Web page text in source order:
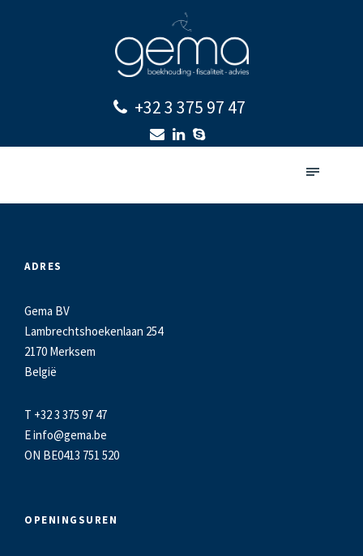
+32 3 375 97 47
ADRES
Gema BV
Lambrechtshoekenlaan 254
2170 Merksem
België
T +32 3 375 97 47
Einfo@gema.be
ON BE0413 751 520
OPENINGSUREN